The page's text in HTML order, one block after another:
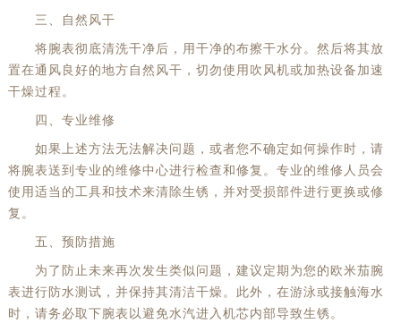
三、自然风干
将腕表彻底清洗干净后，用干净的布擦干水分。然后将其放
置在通风良好的地方自然风干，切勿使用吹风机或加热设备加速
干燥过程。
四、专业维修
如果上述方法无法解决问题，或者您不确定如何操作时，请
将腕表送到专业的维修中心进行检查和修复。专业的维修人员会
使用适当的工具和技术来清除生锈，并对受损部件进行更换或修
复。
五、预防措施
为了防止未来再次发生类似问题，建议定期为您的欧米茄腕
表进行防水测试，并保持其清洁干燥。此外，在游泳或接触海水
时，请务必取下腕表以避免水汽进入机芯内部导致生锈。